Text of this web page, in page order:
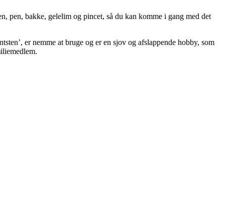
bakke, gelelim og pincet, så du kan komme i gang med det
er nemme at bruge og er en sjov og afslappende hobby, som